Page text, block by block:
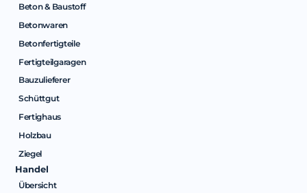
Beton & Baustoff
Betonwaren
Betonfertigteile
Fertigteilgaragen
Bauzulieferer
Schüttgut
Fertighaus
Holzbau
Ziegel
Handel
Übersicht